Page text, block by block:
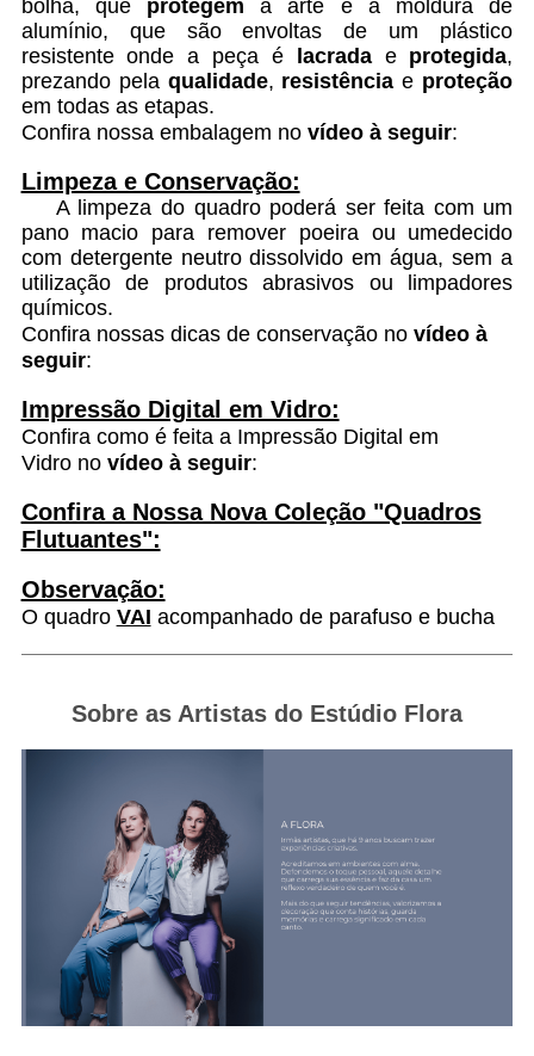
bolha, que protegem a arte e a moldura de
alumínio, que são envoltas de um plástico
resistente onde a peça é lacradae protegida,
prezando pela qualidade, resistência e proteção
em todas as etapas.
Confira nossa embalagem no vídeo à seguir:
Limpeza e Conservação:
A limpeza do quadro poderá ser feita com um
pano macio para remover poeira ou umedecido
com detergente neutro dissolvido em água, sem a
utilização de produtos abrasivos ou limpadores
químicos.
Confira nossas dicas de conservação no vídeo à
seguir:
Impressão Digital em Vidro:
Confira como é feita a Impressão Digital em
Vidro no vídeo à seguir:
Confira a Nossa Nova Coleção "Quadros
Flutuantes":
Observação:
O quadro VAI acompanhado de parafuso e bucha
Sobre as Artistas do Estúdio Flora